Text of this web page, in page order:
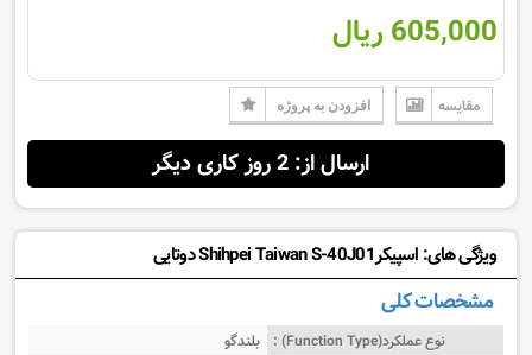
605,000 ریال
مقایسه افزودن به پروژه
ارسال از: 2 روز کاری دیگر
ویژگی های: اسپیکرShihpei Taiwan S-40J01 دوتایی
مشخصات کلی
نوع عملکرد(Function Type) : بلندگو